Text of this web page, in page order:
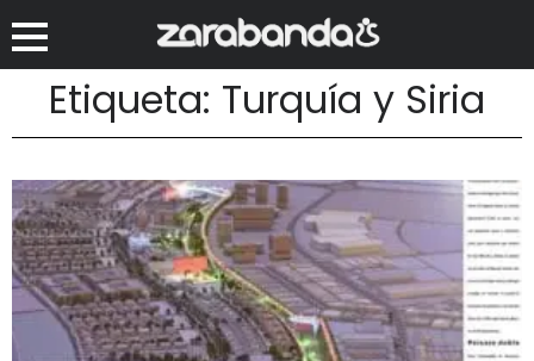
Etiqueta: Turquía y Siria